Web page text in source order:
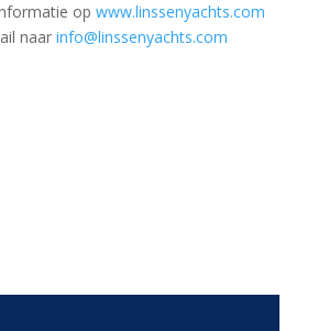
op www.linssenyachts.com
naar info@linssenyachts.com